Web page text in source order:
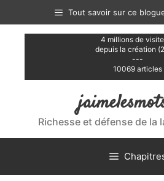
contenu
Tout savoir sur ce
4 millions de
depuis la création
---
10069 articles
Richesse et défense de la